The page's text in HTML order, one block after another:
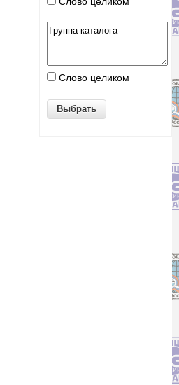
Слово целиком